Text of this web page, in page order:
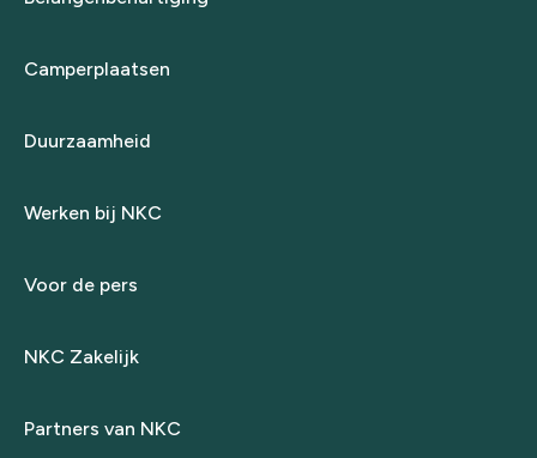
Camperplaatsen
Duurzaamheid
Werken bij NKC
Voor de pers
NKC Zakelijk
Partners van NKC